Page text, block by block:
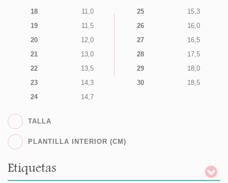
18
11,0
19
11,5
20
12,0
21
13,0
22
13,5
23
14,3
24
14,7
25
15,3
26
16,0
27
16,5
28
17,5
29
18,0
30
18,5
TALLA
PLANTILLA INTERIOR (CM)
Etiquetas